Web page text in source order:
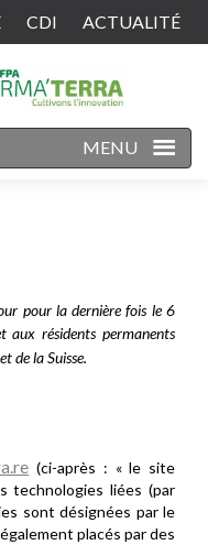
CDI ACTUALITÉ
MENU
pour la dernière fois le 6
aux résidents permanents
de la Suisse.
(ci-après : « le site
technologies liées (par
sont désignées par le
placés par des